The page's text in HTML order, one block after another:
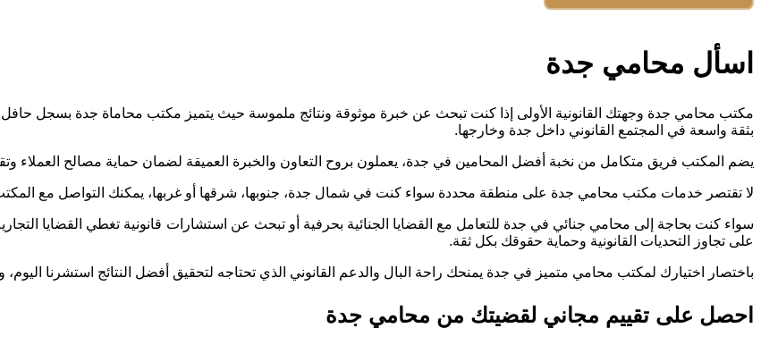
اسأل محامي جدة
مكتب محامي جدة وجهتك القانونية الأولى إذا كنت تبحث عن خبرة موثوقة ونتائج ملموسة حيث يتميز مكتب محاماة جدة بسجل حافل
بثقة واسعة في المجتمع القانوني داخل جدة وخارجها.
يضم المكتب فريق متكامل من نخبة أفضل المحامين في جدة، يعملون بروح التعاون والخبرة العميقة لضمان حماية مصالح العملاء
لا تقتصر خدمات مكتب محامي جدة على منطقة محددة سواء كنت في شمال جدة، جنوبها، شرقها أو غربها، يمكنك التواصل مع
سواء كنت بحاجة إلى محامي جنائي في جدة للتعامل مع القضايا الجنائية بحرفية أو تبحث عن استشارات قانونية تغطي القضايا
على تجاوز التحديات القانونية وحماية حقوقك بكل ثقة.
باختصار اختيارك لمكتب محامي متميز في جدة يمنحك راحة البال والدعم القانوني الذي تحتاجه لتحقيق أفضل النتائج استشرنا اليوم،
احصل على تقييم مجاني لقضيتك من محامي جدة